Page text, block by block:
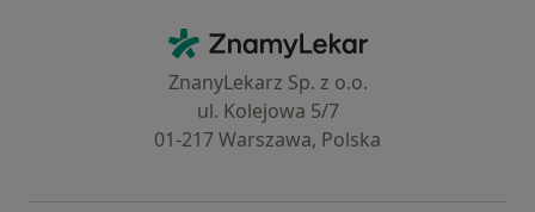
ZnamyLekar - Hlavní stránka
ZnanyLekarz Sp. z o.o.
ul. Kolejowa 5/7
01-217 Warszawa, Polska